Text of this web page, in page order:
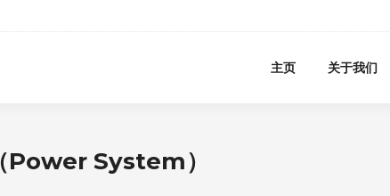
主页 关于我们
Power System）